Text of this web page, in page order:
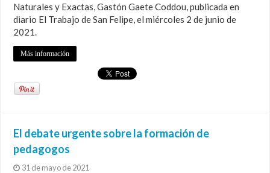
Naturales y Exactas, Gastón Gaete Coddou, publicada en
diario El Trabajo de San Felipe, el miércoles 2 de junio de
2021.
Más información
El debate urgente sobre la formación de
pedagogos
31 de mayo de 2021